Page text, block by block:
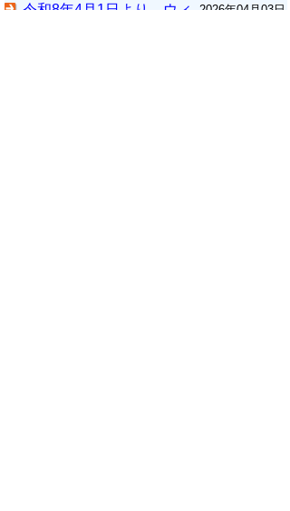
2026年04月03日
令和8年4月1日より、ウィ